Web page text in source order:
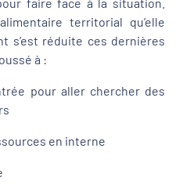
faire face à la situation.
territorial qu’elle
s’est réduite ces dernières
à :
pour aller chercher des
en interne